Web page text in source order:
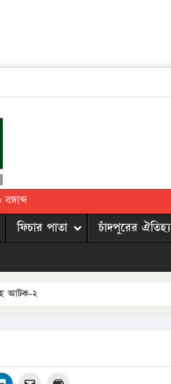
ফিচার পাতা চাঁদপুরের ঐতিহ্য
আটক-২